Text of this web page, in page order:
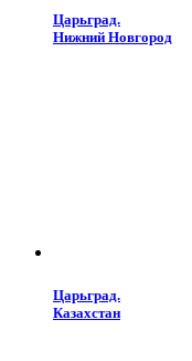
Царьград.
Нижний Новгород
Царьград.
Казахстан